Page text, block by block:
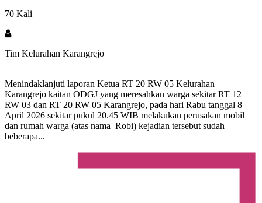
70 Kali
Tim Kelurahan Karangrejo
Menindaklanjuti laporan Ketua RT 20 RW 05 Kelurahan
Karangrejo kaitan ODGJ yang meresahkan warga sekitar RT 12
RW 03 dan RT 20 RW 05 Karangrejo, pada hari Rabu tanggal 8
April 2026 sekitar pukul 20.45 WIB melakukan perusakan mobil
dan rumah warga (atas nama Robi) kejadian tersebut sudah
beberapa...